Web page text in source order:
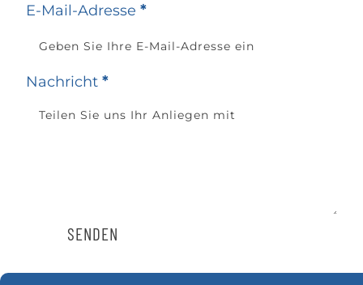
E-Mail-Adresse *
Nachricht *
SENDEN